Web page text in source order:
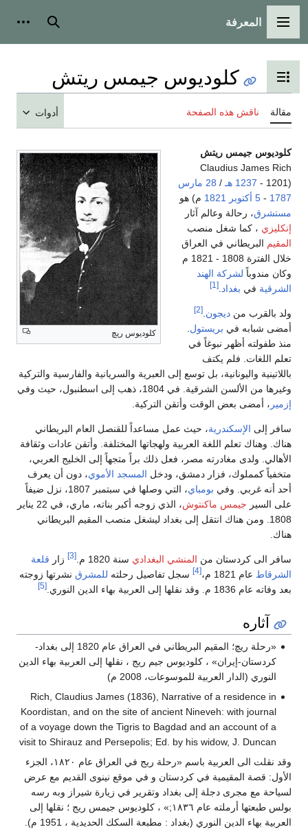
القائمة الرئيسية
المعرفة بحث
تبديل عرض جدول المحتويات
كلوديوس جيمس ريتش
مقالة ناقش هذه الصفحة أدوات
كلوديوس ريچ
كلوديوس جيمس ريتش
Claudius James Rich
‏(1201 -
1237 هـ / 28 مارس
1787
- 5 أكتوبر 1821 م) هو
مستشرق، رحالة وعالم آثار
إنكليزي ، كما شغل منصب
المقيم البريطاني في العراق
خلال الفترة 1808 - 1821 م
وكان مندوباً لشركة الهند
الشرقية في بغداد [1]
ولد بالقرب من ديجون [2]
أمضى شبابه في بريستول
منذ طفولته أظهر نبوغاً في
تعلم اللغات. فلم يكتف
باللاتينية واليونانية، بل توسع إلى العبرية والسريانية والفارسية والتركية
وغيرها من الألسن الشرقية. في 1804، ذهب إلى اسطنبول، حيث وفي
إزمير ، أمضى بعض الوقت وأتقن التركية.
سافر إلى الإسكندرية، حيث عمل مساعداً للقنصل العام البريطاني
هناك. وهناك تعلم اللغة العربية ولهجاتها المختلفة. وأتقن عادات وثقافة
الأهالي. ولدى مغادرته مصر، فعل ذلك براً متجهاً إلى الخليج العربي،
متخفياً كمملوك، فزار دمشق، ودخل المسجد الأموي، دون أن يعرف
أحد أنه غربي. وفي بومباي
، التي وصلها في سبتمبر 1807، نزل ضيفاً
على السير جيمس ماكنتوش
، الذي زوجه أكبر بناته، ماري، في 22 يناير
1808. ومن هناك انتقل إلى بغداد ليشغل منصب المقيم البريطاني
هناك.
سافر الى كردستان من المنشي البغدادي سنة 1820 م. [3] زار قلعة
الشرقاط عام 1821 م، [4] سجل تفاصيل رحلته للمشرق نشرتها زوجته
بعد وفاته عام 1836 م. وقد نقلها إلى العربية بهاء الدين النوري.
[5]
آثاره
«رحلة ريچ؛ المقيم البريطاني في العراق عام 1820 إلى بغداد-
كردستان-إيران» ، كلوديوس جيم ريج ، نقلها إلى العربية بهاء الدين
النوري (الدار العربية للموسوعات، 2008 م)
Rich, Claudius James (1836), Narrative of a residence in
Koordistan, and on the site of ancient Nineveh: with journal
of a voyage down the Tigris to Bagdad and an account of a
visit to Shirauz and Persepolis; Ed. by his widow, J. Duncan
وقد نقلت الى العربية باسم «رحلة ريج في العراق عام ١٨٢٠، الجزء
الأول: قصة المقيمية في كردستان و في موقع نينوى القديم مع عرض
لسياحة مع مجرى دجلة إلى بغداد وتقرير في زيارة شيراز وبه رسه
بولس طبعتها أرملته عام ١٨٣٦;» ، كلوديوس جيمس ريج ؛ نقلها إلى
العربية بهاء الدين النوري (بغداد : مطبعة السكك الحديدية ، 1951 م).